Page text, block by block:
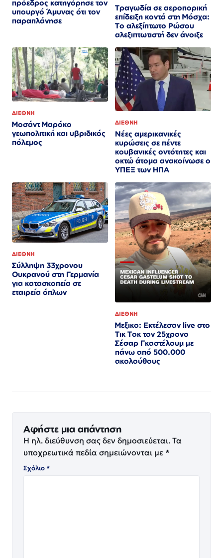
πρόεδρος κατηγόρησε τον
υπουργό Άμυνας ότι τον
παραπλάνησε
Τραγωδία σε αεροπορική
επίδειξη κοντά στη Μόσχα:
Το αλεξίπτωτο Ρώσου
αλεξιπτωτιστή δεν άνοιξε
ΔΙΕΘΝΗ
Μοσάντ Μαρόκο
γεωπολιτική και υβριδικός
πόλεμος
ΔΙΕΘΝΗ
Νέες αμερικανικές
κυρώσεις σε πέντε
κουβανικές οντότητες και
οκτώ άτομα ανακοίνωσε ο
ΥΠΕΞ των ΗΠΑ
ΔΙΕΘΝΗ
Σύλληψη 33χρονου
Ουκρανού στη Γερμανία
για κατασκοπεία σε
εταιρεία όπλων
ΔΙΕΘΝΗ
Μεξικο: Εκτέλεσαν live στο
Τικ Τοκ τον 25χρονο
Σέσαρ Γκαστέλουμ με
πάνω από 500.000
ακολούθους
Αφήστε μια απάντηση
Η ηλ. διεύθυνση σας δεν δημοσιεύεται. Τα
υποχρεωτικά πεδία σημειώνονται με *
Σχόλιο*